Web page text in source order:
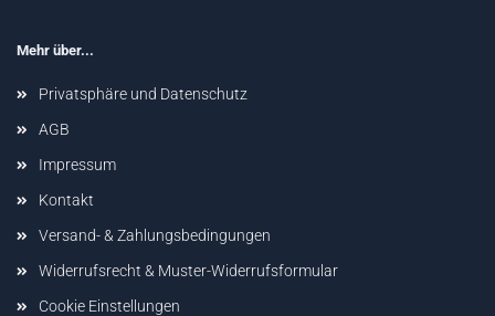
Mehr über...
Privatsphäre und Datenschutz
AGB
Impressum
Kontakt
Versand- & Zahlungsbedingungen
Widerrufsrecht & Muster-Widerrufsformular
Cookie Einstellungen